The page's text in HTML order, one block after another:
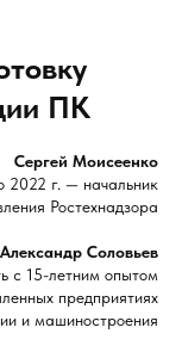
ПК
Сергей Моисеенко
2022 г. — начальник
Ростехнадзора
Александр Соловьев
с 15-летним опытом
предприятиях
и машиностроения